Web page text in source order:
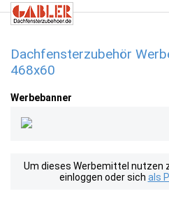
Dachfensterzubehör
468x60
Werbebanner
Um dieses Werbemittel nutzen
einloggen oder sich als